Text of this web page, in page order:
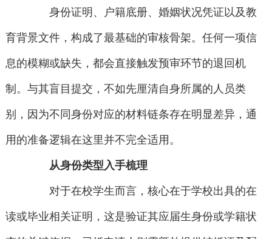
身份证明、户籍底册、婚姻状况凭证以及教
育背景文件，构成了最基础的审核骨架。任何一项信
息的模糊或缺失，都会直接触发预审环节的退回机
制。与其盲目提交，不如先厘清自身所属的人员类
别，因为不同身份对应的材料链条存在明显差异，通
用的准备逻辑在这里并不完全适用。
从身份类型入手梳理
对于在校学生而言，核心在于学校出具的在
读或毕业相关证明，这是验证其应届生身份或学籍状